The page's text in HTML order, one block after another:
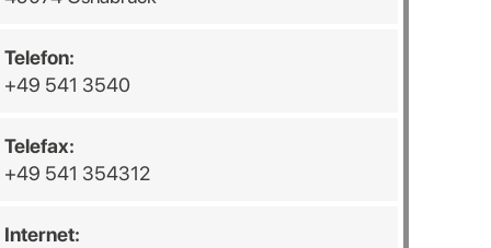
Telefon:
+49 541 3540
Telefax:
+49 541 354312
Internet: